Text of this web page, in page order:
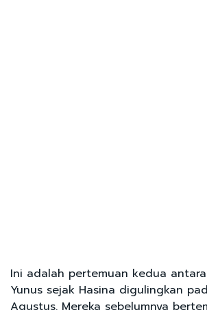
Ini adalah pertemuan kedua
Yunus sejak Hasina digulingkan
Agustus. Mereka sebelumnya